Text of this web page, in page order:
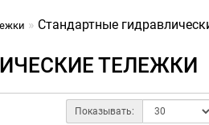
Стандартные
ТЕЛЕЖКИ
Показывать: